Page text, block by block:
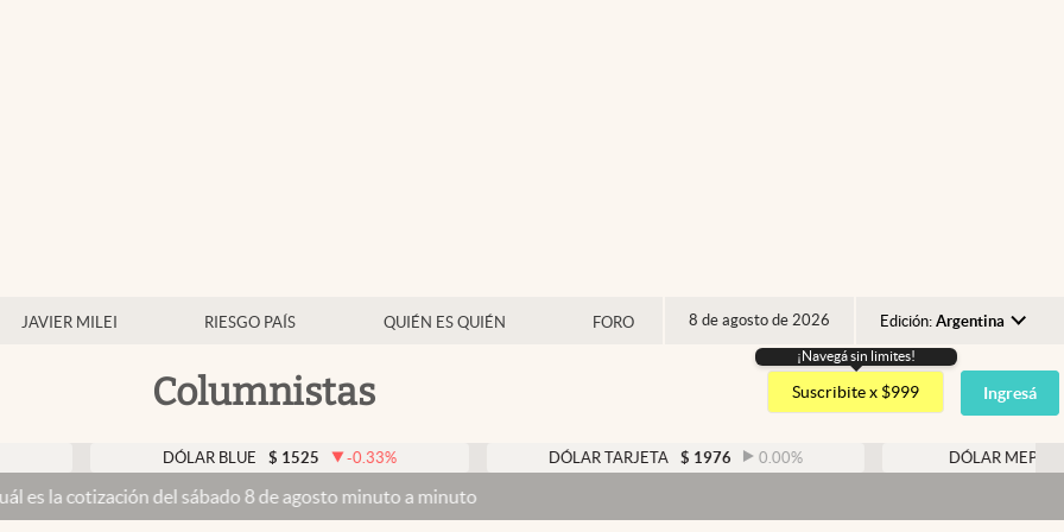
JAVIER MILEI RIESGO PAÍS QUIÉN ES QUIÉN FORO 8 de agosto de 2026 Edición: Argentina
Argentina
España
USA
Columnistas
¡Navegá sin limites!
Suscribite x $999 Ingresá
DÓLAR BLUE $ 1525 -0.33% DÓLAR TARJETA $ 1976 0.00% DÓLAR MEP $ 1526,03
del sábado 8 de agosto minuto a minuto